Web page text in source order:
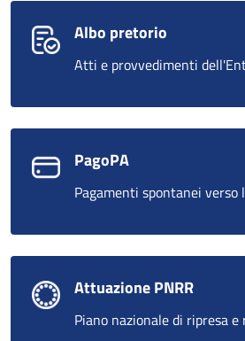
Albo pretorio
Atti e provvedimenti
PagoPA
Pagamenti spontanei verso
Attuazione PNRR
Piano nazionale di ripresa e